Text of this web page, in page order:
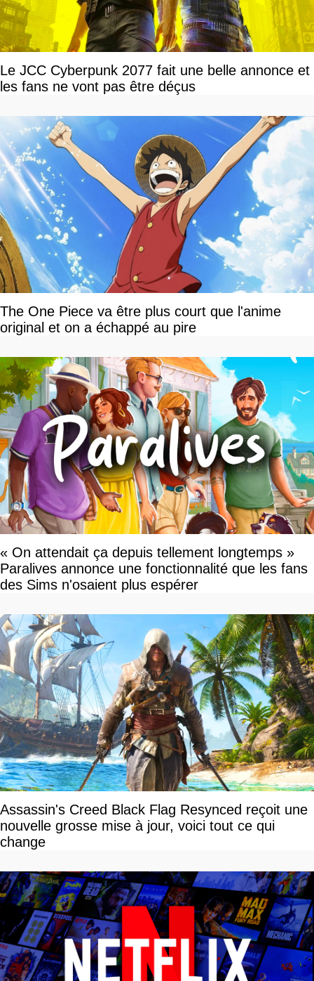
Le JCC Cyberpunk 2077 fait une belle annonce et
les fans ne vont pas être déçus
The One Piece va être plus court que l'anime
original et on a échappé au pire
« On attendait ça depuis tellement longtemps »
Paralives annonce une fonctionnalité que les fans
des Sims n'osaient plus espérer
Assassin's Creed Black Flag Resynced reçoit une
nouvelle grosse mise à jour, voici tout ce qui
change